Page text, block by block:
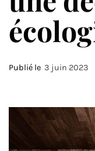
Publié le 3 juin 2023